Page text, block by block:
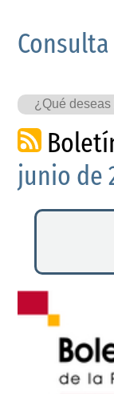
Consulta
junio de